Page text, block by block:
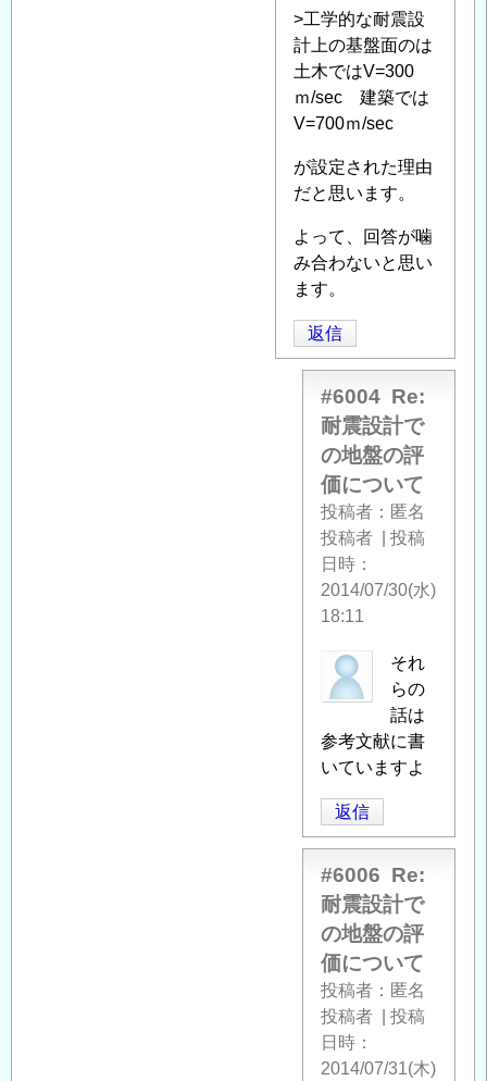
設
計
で
地
の
評
に
つ
い
て」
へ
の
>工学的な耐震設
計上の基盤面のは
土木ではV=300
ｍ/sec 建築では
V=700ｍ/sec
が設定された理由
だと思います。
よって、回答が噛
み合わないと思い
ます。
返信
#6004 Re:
耐震設計で
の地盤の評
価について
投稿者
匿名
投稿者
投稿
日時
2014/07/30(水)
18:11
匿
名
稿
者
よ
る
「Re:
耐
震
設
計
で
の
地
それ
らの
話は
参考文献に書
いていますよ
返信
#6006 Re:
耐震設計で
の地盤の評
価について
投稿者
匿名
投稿者
投稿
日時
2014/07/31(木)